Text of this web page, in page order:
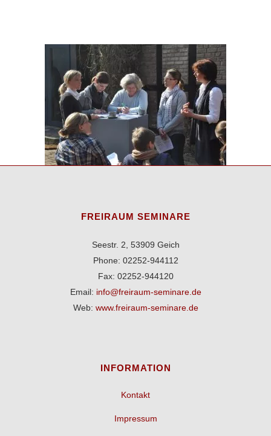
FREIRAUM SEMINARE
Seestr. 2, 53909 Geich
Phone: 02252-944112
Fax: 02252-944120
Email: info@freiraum-seminare.de
Web: www.freiraum-seminare.de
INFORMATION
Kontakt
Impressum